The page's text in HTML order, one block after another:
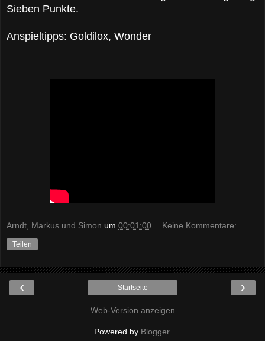
Sieben Punkte.
Anspieltipps: Goldilox, Wonder
Arndt, Markus und Simon um 00:01:00 Keine Kommentare:
Teilen
‹ ›
Startseite
Web-Version anzeigen
Powered by Blogger.